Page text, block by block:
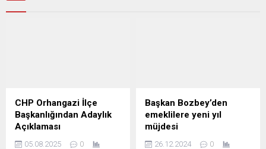
CHP Orhangazi İlçe
Başkanlığından Adaylık
Açıklaması
05.08.2025 0
Başkan Bozbey’den
emeklilere yeni yıl
müjdesi
26.12.2024 0